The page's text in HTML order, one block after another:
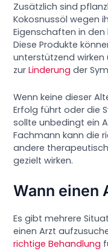
Zusätzlich sind
Kokosnussöl wegen
Eigenschaften in
Diese Produkte
unterstützend
zurLinderung der
Wenn keine dieser
Erfolg führt oder die
sollte unbedingt ein
Fachmann kann die
andere
gezielt wirken.
Wann einen
Es gibt mehrere
einen Arzt
richtige Behandlung